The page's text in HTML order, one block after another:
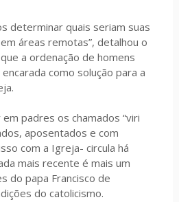
determinar quais seriam suas
áreas remotas”, detalhou o
a ordenação de homens
como solução para a
padres os chamados “viri
aposentados e com
com a Igreja- circula há
mais recente é mais um
do papa Francisco de
do catolicismo.